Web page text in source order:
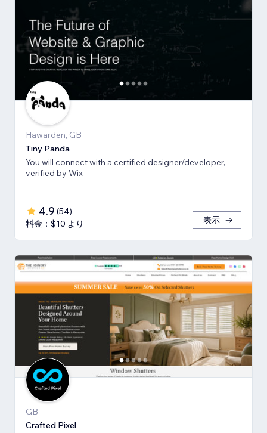
Hawarden, GB
Tiny Panda
You will connect with a certified designer/developer,
verified by Wix
4.9 (54)
料金：$10 より
表示
GB
Crafted Pixel